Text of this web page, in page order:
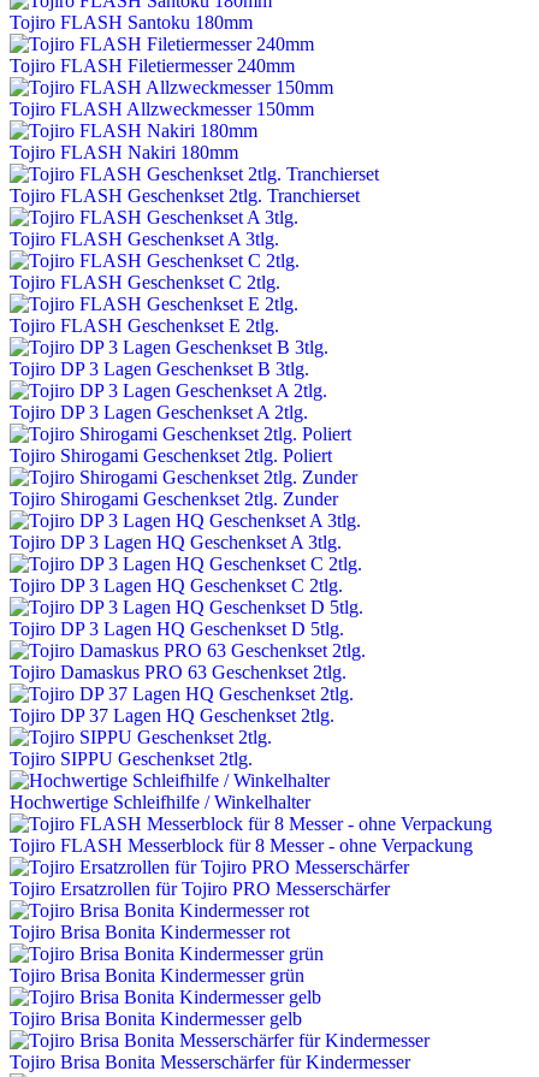
Tojiro FLASH Santoku 180mm
Tojiro FLASH Filetiermesser 240mm
Tojiro FLASH Allzweckmesser 150mm
Tojiro FLASH Nakiri 180mm
Tojiro FLASH Geschenkset 2tlg. Tranchierset
Tojiro FLASH Geschenkset A 3tlg.
Tojiro FLASH Geschenkset C 2tlg.
Tojiro FLASH Geschenkset E 2tlg.
Tojiro DP 3 Lagen Geschenkset B 3tlg.
Tojiro DP 3 Lagen Geschenkset A 2tlg.
Tojiro Shirogami Geschenkset 2tlg. Poliert
Tojiro Shirogami Geschenkset 2tlg. Zunder
Tojiro DP 3 Lagen HQ Geschenkset A 3tlg.
Tojiro DP 3 Lagen HQ Geschenkset C 2tlg.
Tojiro DP 3 Lagen HQ Geschenkset D 5tlg.
Tojiro Damaskus PRO 63 Geschenkset 2tlg.
Tojiro DP 37 Lagen HQ Geschenkset 2tlg.
Tojiro SIPPU Geschenkset 2tlg.
Hochwertige Schleifhilfe / Winkelhalter
Tojiro FLASH Messerblock für 8 Messer - ohne Verpackung
Tojiro Ersatzrollen für Tojiro PRO Messerschärfer
Tojiro Brisa Bonita Kindermesser rot
Tojiro Brisa Bonita Kindermesser grün
Tojiro Brisa Bonita Kindermesser gelb
Tojiro Brisa Bonita Messerschärfer für Kindermesser